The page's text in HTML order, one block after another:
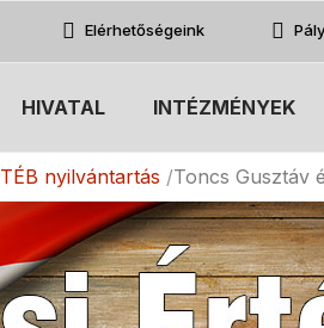
Elérhetőségeink
HIVATAL INTÉZMÉNYEK
TÉB nyilvántartás Toncs Gusztáv